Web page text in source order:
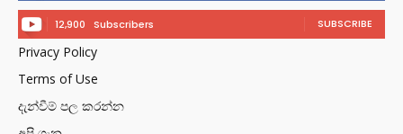
12,900 Subscribers SUBSCRIBE
Privacy Policy
Terms of Use
දැන්වීම් පල කරන්න